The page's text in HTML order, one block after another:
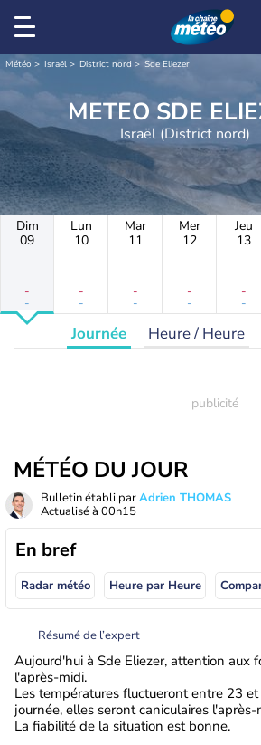
Météo Israël District nord Sde Eliezer
METEO SDE
Israël (District nord)
Dim
09
-
-
Lun
10
-
-
Mar
11
-
-
Mer
12
-
-
Jeu
13
-
-
Journée Heure / Heure
MÉTÉO DU JOUR
Bulletin établi parAdrien THOMAS
Actualisé à 00h15
En bref
Radar météo Heure par Heure
Résumé de l’expert
Aujourd'hui à Sde Eliezer, attention aux
l'après-midi.
Les températures fluctueront entre 23 et
journée, elles seront caniculaires l'après-
La fiabilité de la situation est bonne.